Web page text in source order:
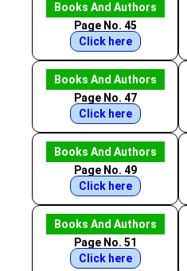
Books And Authors
Page No. 45
Click here
Books And Authors
Page No. 47
Click here
Books And Authors
Page No. 49
Click here
Books And Authors
Page No. 51
Click here